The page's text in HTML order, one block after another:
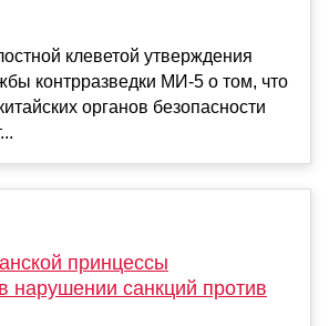
клеветой утверждения
контрразведки МИ-5 о том, что
органов безопасности
принцессы
нарушении санкций против